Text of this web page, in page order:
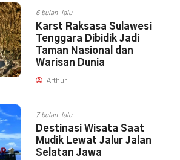
6 bulan lalu
Karst Raksasa Sulawesi
Tenggara Dibidik Jadi
Taman Nasional dan
Warisan Dunia
Arthur
7 bulan lalu
Destinasi Wisata Saat
Mudik Lewat Jalur Jalan
Selatan Jawa